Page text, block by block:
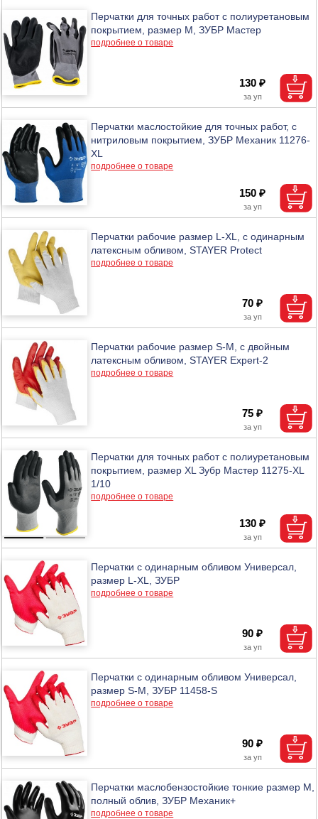
Перчатки для точных работ с полиуретановым
покрытием, размер M, ЗУБР Мастер
подробнее о товаре
130 ₽
Перчатки маслостойкие для точных работ, с
нитриловым покрытием, ЗУБР Механик 11276-
XL
подробнее о товаре
150 ₽
Перчатки рабочие размер L-XL, с одинарным
латексным обливом, STAYER Protect
подробнее о товаре
70 ₽
Перчатки рабочие размер S-M, с двойным
латексным обливом, STAYER Expert-2
подробнее о товаре
75 ₽
Перчатки для точных работ с полиуретановым
покрытием, размер XL Зубр Мастер 11275-XL
1/10
подробнее о товаре
130 ₽
Перчатки с одинарным обливом Универсал,
размер L-XL, ЗУБР
подробнее о товаре
90 ₽
Перчатки с одинарным обливом Универсал,
размер S-M, ЗУБР 11458-S
подробнее о товаре
90 ₽
Перчатки маслобензостойкие тонкие размер M,
полный облив, ЗУБР Механик+
подробнее о товаре